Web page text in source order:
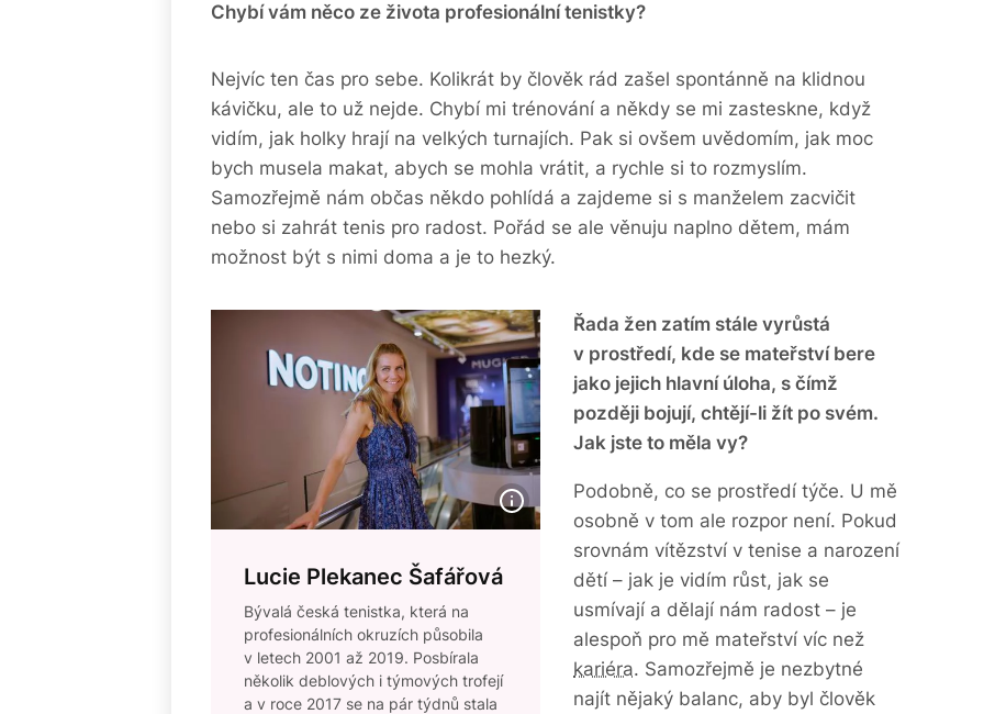
Chybí vám něco ze života profesionální tenistky?
Nejvíc ten čas pro sebe. Kolikrát by člověk rád zašel spontánně na klidnou
kávičku, ale to už nejde. Chybí mi trénování a někdy se mi zasteskne, když
vidím, jak holky hrají na velkých turnajích. Pak si ovšem uvědomím, jak moc
bych musela makat, abych se mohla vrátit, a rychle si to rozmyslím.
Samozřejmě nám občas někdo pohlídá a zajdeme si s manželem zacvičit
nebo si zahrát tenis pro radost. Pořád se ale věnuju naplno dětem, mám
možnost být s nimi doma a je to hezký.
Lucie Plekanec Šafářová
Bývalá česká tenistka, která na
profesionálních okruzích působila
v letech 2001 až 2019. Posbírala
několik deblových i týmových trofejí
a v roce 2017 se na pár týdnů stala
Řada žen zatím stále vyrůstá
v prostředí, kde se mateřství bere
jako jejich hlavní úloha, s čímž
později bojují, chtějí-li žít po svém.
Jak jste to měla vy?
Podobně, co se prostředí týče. U mě
osobně v tom ale rozpor není. Pokud
srovnám vítězství v tenise a narození
dětí – jak je vidím růst, jak se
usmívají a dělají nám radost – je
alespoň pro mě mateřství víc než
kariéra. Samozřejmě je nezbytné
najít nějaký balanc, aby byl člověk